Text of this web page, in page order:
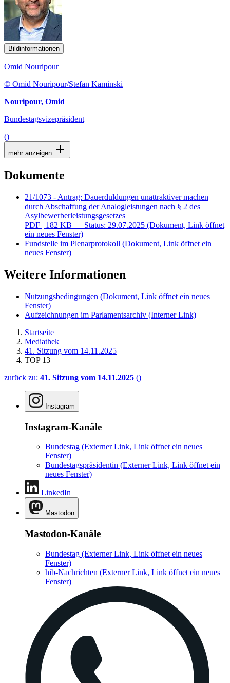
Bildinformationen
Omid Nouripour
© Omid Nouripour/Stefan Kaminski
Nouripour, Omid
Bundestagsvizepräsident
()
mehr anzeigen
Dokumente
21/1073 - Antrag: Dauerduldungen unattraktiver machen
durch Abschaffung der Analogleistungen nach § 2 des
Asylbewerberleistungsgesetzes
PDF | 182 KB — Status: 29.07.2025 (Dokument, Link öffnet
ein neues Fenster)
Fundstelle im Plenarprotokoll (Dokument, Link öffnet ein
neues Fenster)
Weitere Informationen
Nutzungsbedingungen (Dokument, Link öffnet ein neues
Fenster)
Aufzeichnungen im Parlamentsarchiv (Interner Link)
Startseite
Mediathek
41. Sitzung vom 14.11.2025
TOP 13
zurück zu: 41. Sitzung vom 14.11.2025 ()
Instagram
Instagram-Kanäle
Bundestag (Externer Link, Link öffnet ein neues
Fenster)
Bundestagspräsidentin (Externer Link, Link öffnet ein
neues Fenster)
LinkedIn
Mastodon
Mastodon-Kanäle
Bundestag (Externer Link, Link öffnet ein neues
Fenster)
hib-Nachrichten (Externer Link, Link öffnet ein neues
Fenster)